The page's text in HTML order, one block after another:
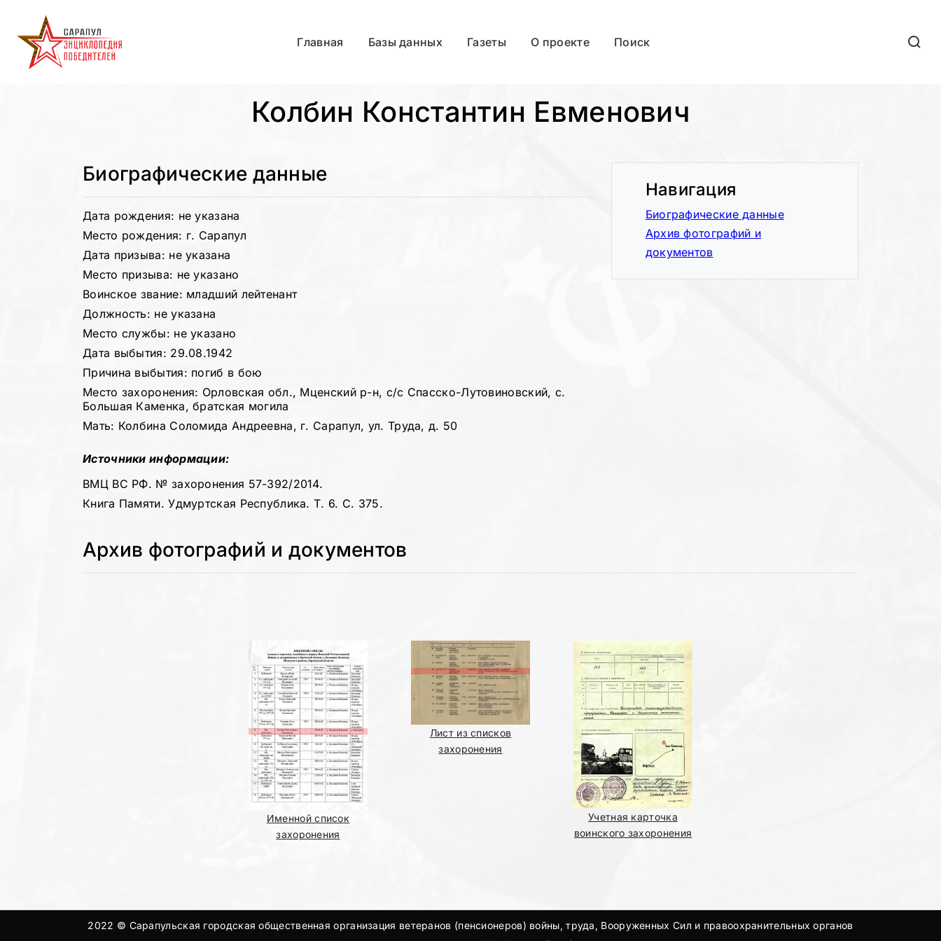
Главная Базы данных Газеты О проекте Поиск
Колбин Константин Евменович
Биографические данные
Дата рождения: не указана
Место рождения: г. Сарапул
Дата призыва: не указана
Место призыва: не указано
Воинское звание: младший лейтенант
Должность: не указана
Место службы: не указано
Дата выбытия: 29.08.1942
Причина выбытия: погиб в бою
Место захоронения: Орловская обл., Мценский р-н, с/с Спасско-Лутовиновский, с.
Большая Каменка, братская могила
Мать: Колбина Соломида Андреевна, г. Сарапул, ул. Труда, д. 50
Источники информации:
ВМЦ ВС РФ. № захоронения 57-392/2014.
Книга Памяти. Удмуртская Республика. Т. 6. С. 375.
Навигация
Биографические данные
Архив фотографий и
документов
Архив фотографий и документов
Именной список
захоронения
Лист из списков
захоронения
Учетная карточка
воинского захоронения
2022 © Сарапульская городская общественная организация ветеранов (пенсионеров) войны, труда, Вооруженных Сил и правоохранительных органов